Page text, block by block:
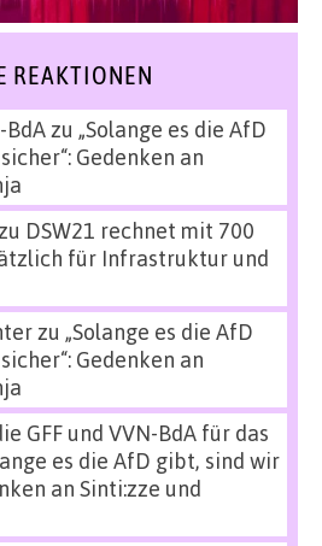
REAKTIONEN
BdAzu „Solange es die AfD
Gedenken an
DSW21 rechnet mit 700
für Infrastruktur und
zu „Solange es die AfD
Gedenken an
GFF und VVN-BdA für das
es die AfD gibt, sind wir
an Sinti:zze und